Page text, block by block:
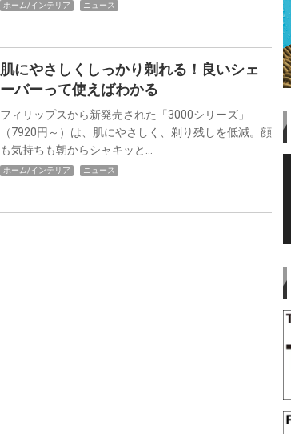
ホーム/インテリア ニュース
肌にやさしくしっかり剃れる！良いシェ
ーバーって使えばわかる
フィリップスから新発売された「3000シリーズ」
（7920円～）は、肌にやさしく、剃り残しを低減。顔
も気持ちも朝からシャキッと…
ホーム/インテリア ニュース